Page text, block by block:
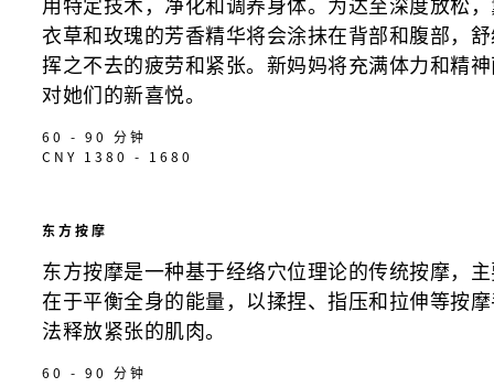
衣草和玫瑰的芳香精华将会涂抹在背部和腹部，
挥之不去的疲劳和紧张。新妈妈将充满体力和精
对她们的新喜悦。
60 - 90 分钟
CNY 1380 - 1680
东方按摩
东方按摩是一种基于经络穴位理论的传统按摩，
在于平衡全身的能量，以揉捏、指压和拉伸等按
法释放紧张的肌肉。
60 - 90 分钟